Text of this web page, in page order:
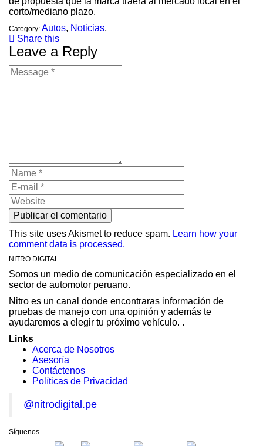
corto/mediano plazo.
Category: Autos, Noticias,
Share this
Leave a Reply
This site uses Akismet to reduce spam. Learn how your
comment data is processed.
NITRO DIGITAL
Somos un medio de comunicación especializado en el
sector de automotor peruano.
Nitro es un canal donde encontraras información de
pruebas de manejo con una opinión y además te
ayudaremos a elegir tu próximo vehículo. .
Links
Acerca de Nosotros
Asesoría
Contáctenos
Políticas de Privacidad
@nitrodigital.pe
Síguenos